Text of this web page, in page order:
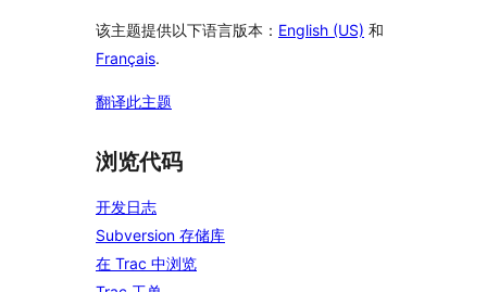
该主题提供以下语言版本： English (US) 和
Français.
翻译此主题
浏览代码
开发日志
Subversion 存储库
在 Trac 中浏览